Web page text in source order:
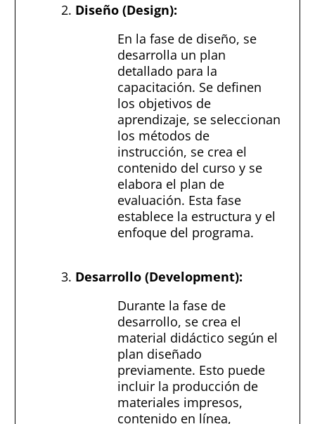
Diseño (Design):
En la fase de diseño, se
desarrolla un plan
detallado para la
capacitación. Se definen
los objetivos de
aprendizaje, se seleccionan
los métodos de
instrucción, se crea el
contenido del curso y se
elabora el plan de
evaluación. Esta fase
establece la estructura y el
enfoque del programa.
Desarrollo (Development):
Durante la fase de
desarrollo, se crea el
material didáctico según el
plan diseñado
previamente. Esto puede
incluir la producción de
materiales impresos,
contenido en línea,